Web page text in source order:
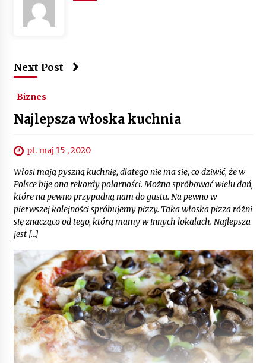
Next Post
Biznes
Najlepsza włoska kuchnia
pt. maj 15 , 2020
Włosi mają pyszną kuchnię, dlatego nie ma się, co dziwić, że w
Polsce bije ona rekordy polarności. Można spróbować wielu dań,
które na pewno przypadną nam do gustu. Na pewno w
pierwszej kolejności spróbujemy pizzy. Taka włoska pizza różni
się znacząco od tego, którą mamy w innych lokalach. Najlepsza
jest […]